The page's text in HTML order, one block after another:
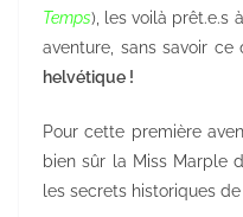
Temps), les voilà prêt.e.s
aventure, sans savoir
helvétique !
Pour cette première
bien sûr la Miss Marple
les secrets historiques de